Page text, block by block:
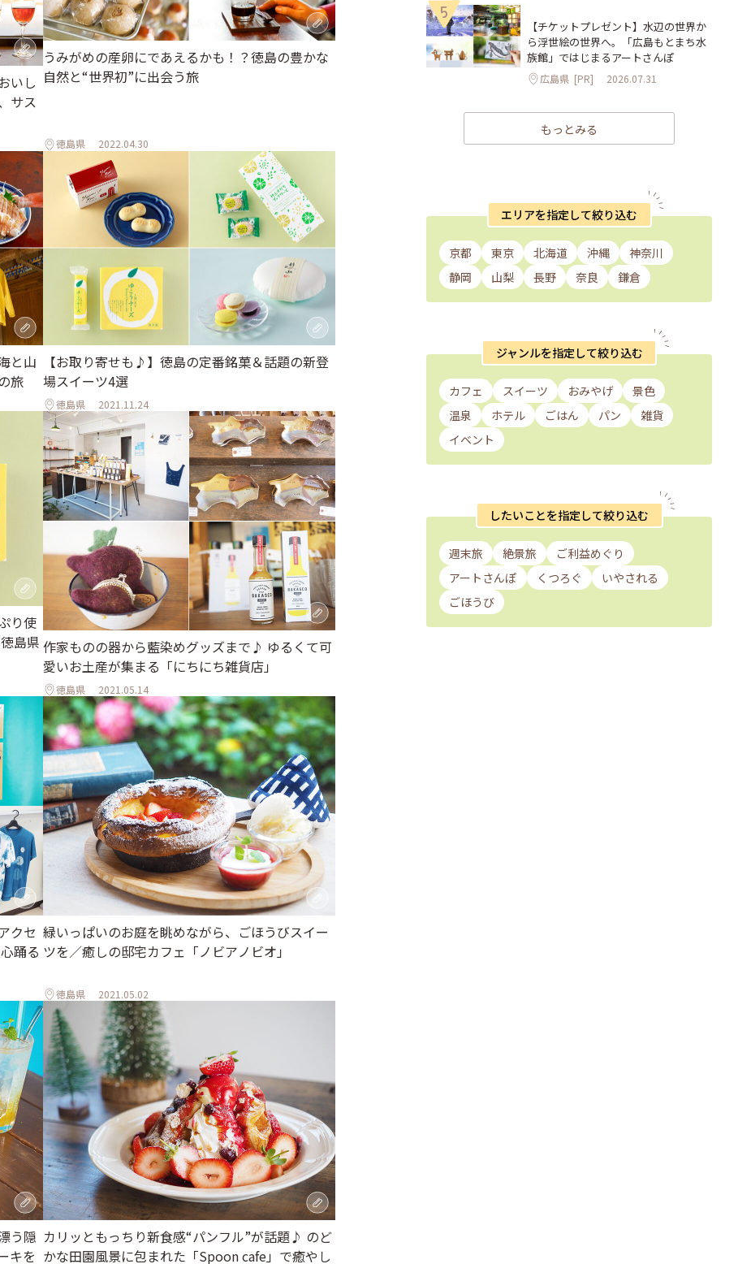
いし
サス
うみがめの産卵にであえるかも！？徳島の豊かな
自然と“世界初”に出会う旅
徳島県 2022.04.30
と山
旅
【お取り寄せも♪】徳島の定番銘菓＆話題の新登
場スイーツ4選
徳島県 2021.11.24
り使
島県 作家ものの器から藍染めグッズまで♪ ゆるくて可
愛いお土産が集まる「にちにち雑貨店」
徳島県 2021.05.14
クセ
踊る
緑いっぱいのお庭を眺めながら、ごほうびスイー
ツを／癒しの邸宅カフェ「ノビアノビオ」
徳島県 2021.05.02
う隠
キを
カリッともっちり新食感“パンフル”が話題♪ のど
かな田園風景に包まれた「Spoon cafe」で癒やし
5
【チケットプレゼント】水辺の世界か
ら浮世絵の世界へ。「広島もとまち水
族館」ではじまるアートさんぽ
広島県 [PR] 2026.07.31
もっとみる
エリアを指定して絞り込む
京都 東京 北海道 沖縄
神奈川
静岡
山梨 長野 奈良 鎌倉
ジャンルを指定して絞り込む
カフェ スイーツ おみやげ
景色
温泉
ホテル ごはん パン
雑貨
イベント
したいことを指定して絞り込む
週末旅 絶景旅
ご利益めぐり
アートさんぽ
くつろぐ
いやされる
ごほうび